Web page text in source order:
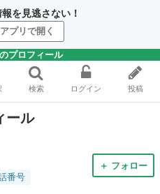
を見逃さない！
アプリで開く
プロフィール
検索 ログイン 投稿
ール
番号
＋ フォロー